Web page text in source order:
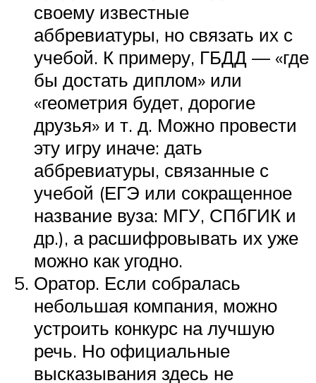
своему известные
аббревиатуры, но связать их с
учебой. К примеру, ГБДД — «где
бы достать диплом» или
«геометрия будет, дорогие
друзья» и т. д. Можно провести
эту игру иначе: дать
аббревиатуры, связанные с
учебой (ЕГЭ или сокращенное
название вуза: МГУ, СПбГИК и
др.), а расшифровывать их уже
можно как угодно.
Оратор. Если собралась
небольшая компания, можно
устроить конкурс на лучшую
речь. Но официальные
высказывания здесь не